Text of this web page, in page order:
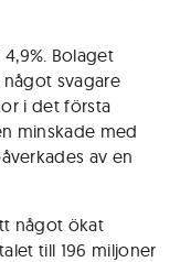
Bolaget
svagare
i det första
minskade med
av en
något ökat
till 196 miljoner